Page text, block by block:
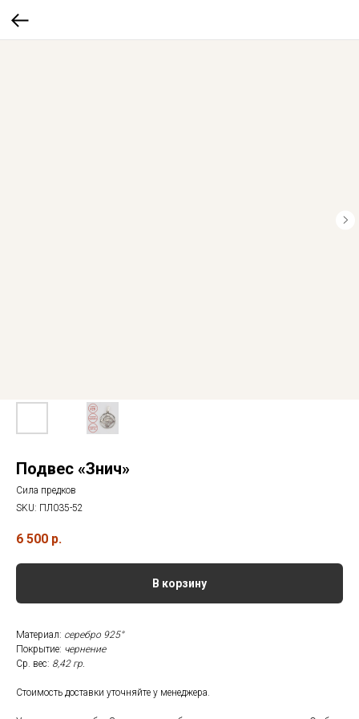
Подвес «Знич»
Сила предков
SKU: ПЛ035-52
6 500 р.
В корзину
Материал: серебро 925°
Покрытие: чернение
Ср. вес: 8,42 гр.
Стоимость доставки уточняйте у менеджера.